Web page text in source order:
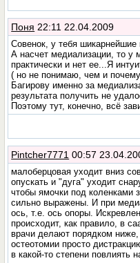
Поня 22:11 22.04.2009
Совенок, у тебя шикарнейшие
А насчет медиализации, то у
практически и нет ее...Я
( но не понимаю, чем и
Багирову именно за
результата получить не
Поэтому тут, конечно, всё
Pintcher7771 00:57
малоберцовая уходит вниз
опускать и "дуга" уходит
чтобы ямочки под коленками
сильно выражены. И при
ось, т.е. ось опоры.
происходит, как правило, в
врачи делают порядком
остеотомии просто
в какой-то степени повлиять